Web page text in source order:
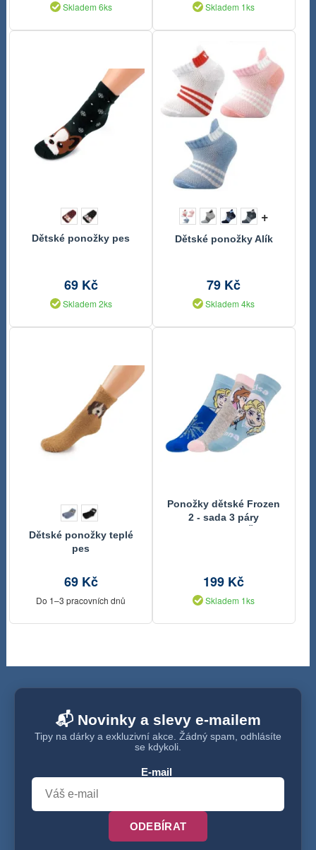
Skladem 6ks Skladem 1ks
Dětské ponožky pes
69 Kč
Skladem 2ks
+
Dětské ponožky Alík
79 Kč
Skladem 4ks
Dětské ponožky teplé
pes
69 Kč
Do 1–3 pracovních dnů
Ponožky dětské Frozen
2 - sada 3 páry
199 Kč
Skladem 1ks
📬 Novinky a slevy e-mailem
Tipy na dárky a exkluzivní akce. Žádný spam, odhlásíte
se kdykoli.
E-mail
ODEBÍRAT